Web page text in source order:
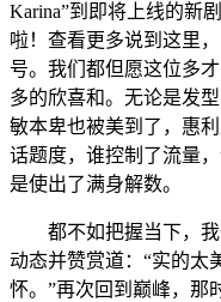
Karina”到即将上线的新
啦！查看更多说到这里
号。我们都但愿这位多
多的欣喜和。无论是发
敏本卑也被美到了，惠
话题度，谁控制了流量
是使出了满身解数。
都不如把握当下，我
动态并赞赏道：“实的太
怀。”再次回到巅峰，那